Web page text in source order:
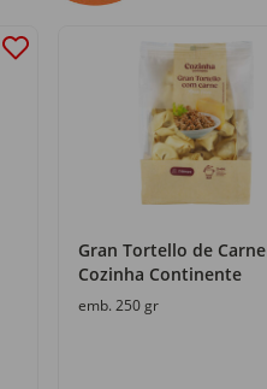
Gran Tortello de Carne
Cozinha Continente
emb. 250 gr